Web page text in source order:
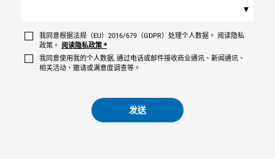
▾
我同意根据法规（EU）2016/679（GDPR）处理个人数据。 阅读隐私
政策。 阅读隐私政策 *
我同意使用我的个人数据, 通过电话或邮件接收商业通讯、新闻通讯、
相关活动、邀请或满意度调查等。
发送